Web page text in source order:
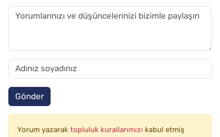
Gönder
Yorum yazarak topluluk kurallarımızı kabul etmiş